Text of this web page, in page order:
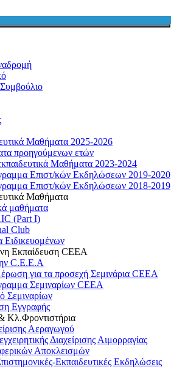
Συμβούλιο
Μαθήματα 2025-2026
προηγούμενων ετών
Μαθήματα 2023-2024
Επιστ/κών Εκδηλώσεων 2019-2020
Επιστ/κών Εκδηλώσεων 2018-2019
Μαθήματα
μαθήματα
(Part I)
Club
Ειδικευομένων
Εκπαίδευση CEEA
C.E.E.A
για τα προσεχή Σεμινάρια CEEA
Σεμιναρίων CEEA
Σεμιναρίων
Εγγραφής
Κλ.Φροντιστήρια
Αεραγωγού
Διαχείρισης Αιμορραγίας
Αποκλεισμών
Εκπαιδευτικές Εκδηλώσεις